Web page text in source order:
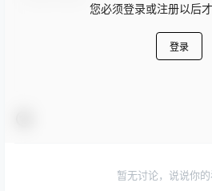
您必须登录或注册以后
登录
暂无讨论，说说你